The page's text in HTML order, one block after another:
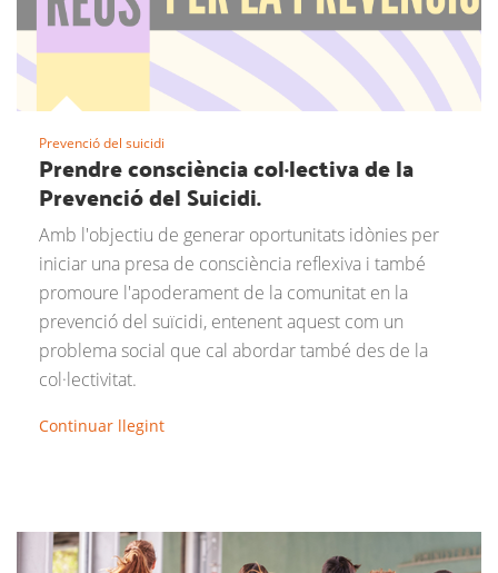
Prevenció del suicidi
Prendre consciència col·lectiva de la
Prevenció del Suicidi.
Amb l'objectiu de generar oportunitats idònies per
iniciar una presa de consciència reflexiva i també
promoure l'apoderament de la comunitat en la
prevenció del suïcidi, entenent aquest com un
problema social que cal abordar també des de la
col·lectivitat.
Continuar llegint